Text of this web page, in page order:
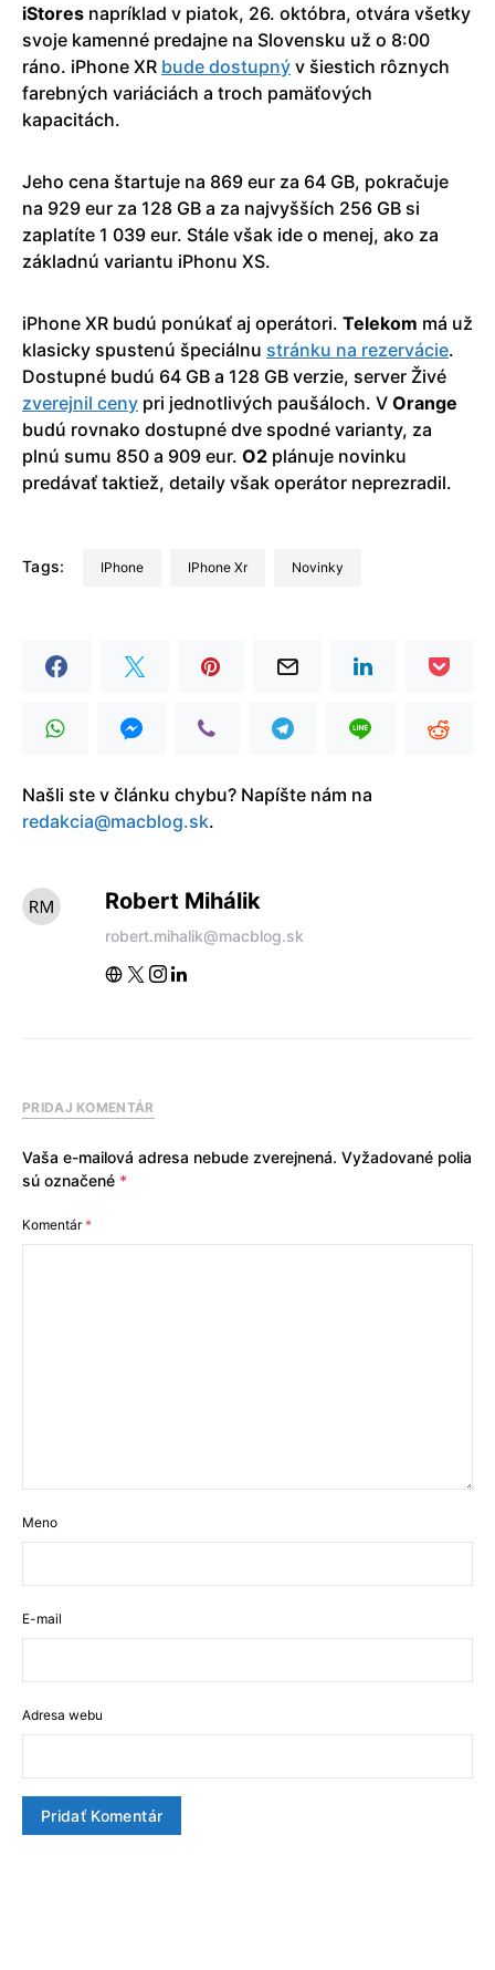
iStores napríklad v piatok, 26. októbra, otvára všetky
svoje kamenné predajne na Slovensku už o 8:00
ráno. iPhone XR bude dostupný v šiestich rôznych
farebných variáciách a troch pamäťových
kapacitách.
Jeho cena štartuje na 869 eur za 64 GB, pokračuje
na 929 eur za 128 GB a za najvyšších 256 GB si
zaplatíte 1 039 eur. Stále však ide o menej, ako za
základnú variantu iPhonu XS.
iPhone XR budú ponúkať aj operátori. Telekom má už
klasicky spustenú špeciálnu stránku na rezervácie.
Dostupné budú 64 GB a 128 GB verzie, server Živé
zverejnil ceny pri jednotlivých paušáloch. V Orange
budú rovnako dostupné dve spodné varianty, za
plnú sumu 850 a 909 eur. O2 plánuje novinku
predávať taktiež, detaily však operátor neprezradil.
Tags: iPhone iPhone Xr Novinky
Našli ste v článku chybu? Napíšte nám na
redakcia@macblog.sk.
Robert Mihálik
robert.mihalik@macblog.sk
PRIDAJ KOMENTÁR
Vaša e-mailová adresa nebude zverejnená. Vyžadované polia
sú označené *
Komentár*
Meno
E-mail
Adresa webu